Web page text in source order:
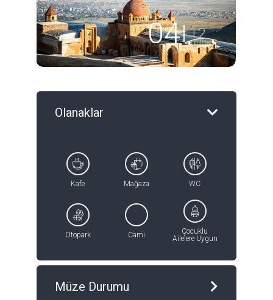
04 12
Olanaklar
Kafe Mağaza WC
Otopark Cami
Çocuklu
Ailelere Uygun
Müze Durumu